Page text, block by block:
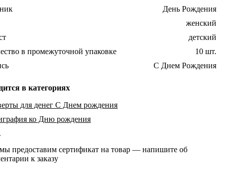
День Рождения
женский
детский
в промежуточной упаковке
10 шт.
С Днем Рождения
в категориях
для денег С Днем рождения
ко Дню рождения
предоставим сертификат на товар — напишите об
к заказу